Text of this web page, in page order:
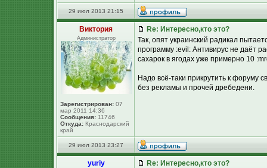
29 июл 2013 21:15
Виктория
Администратор
Зарегистрирован: 07
мар 2011 14:36
Сообщения: 11746
Откуда: Краснодарский
край
Re: Интересно,кто это?
Так, опят украинский радикал
программу :evil: Антивирус не даёт
сахарок в ягодах уже примерно 10
Надо всё-таки прикрутить к форуму
без рекламы и прочей дребедени.
29 июл 2013 23:27
yuriy
Re: Интересно,кто это?